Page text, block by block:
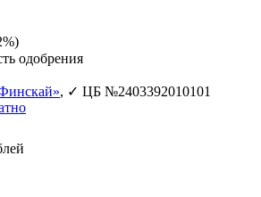
одобрения
, ✓ ЦБ №2403392010101